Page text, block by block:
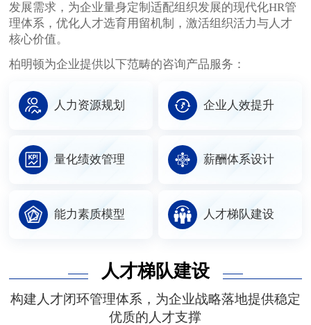
发展需求，为企业量身定制适配组织发展的现代化HR管
理体系，优化人才选育用留机制，激活组织活力与人才
核心价值。
柏明顿为企业提供以下范畴的咨询产品服务：
人力资源规划 企业人效提升
量化绩效管理 薪酬体系设计
能力素质模型 人才梯队建设
人才梯队建设
构建人才闭环管理体系，为企业战略落地提供稳定
优质的人才支撑